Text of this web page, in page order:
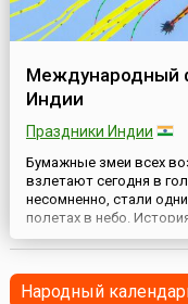
Международный
Индии
Праздники Индии
Бумажные змеи всех
взлетают сегодня в
несомненно, стали
полетах в небо.
впечатляет своей
насыщенностью.
змеев проводятся во
любит...
Народный